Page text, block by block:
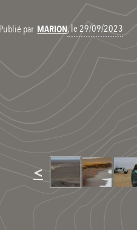
Publié par MARION, le 29/09/2023
<